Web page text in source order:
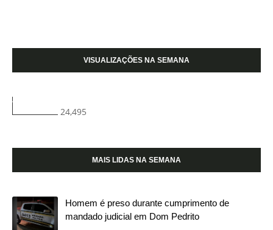
VISUALIZAÇÕES NA SEMANA
24,495
MAIS LIDAS NA SEMANA
Homem é preso durante cumprimento de
mandado judicial em Dom Pedrito